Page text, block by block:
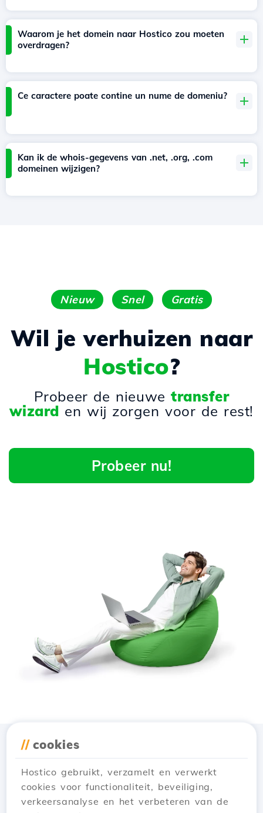
Waarom je het domein naar Hostico zou moeten
overdragen?
Ce caractere poate contine un nume de domeniu?
Kan ik de whois-gegevens van .net, .org, .com
domeinen wijzigen?
Nieuw Snel Gratis
Wil je verhuizen naar
Hostico?
Probeer de nieuwetransfer
wizard en wij zorgen voor de rest!
Probeer nu!
// cookies
Hostico gebruikt, verzamelt en verwerkt
cookies voor functionaliteit, beveiliging,
verkeersanalyse en het verbeteren van de
Download de app